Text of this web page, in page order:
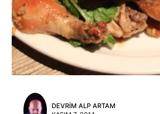
DEVRIM ALP ARTAM